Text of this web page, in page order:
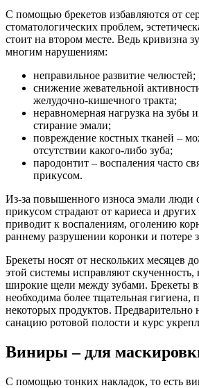
С помощью брекетов избавляются от
стоматологических проблем,
стоит на втором месте. Ведь кривизна
многим нарушениям:
неправильное развитие челюстей;
снижение жевательной
желудочно-кишечного тракта;
неравномерная нагрузка на зубы
стирание эмали;
повреждение костных тканей –
отсутствии какого-либо зуба;
пародонтит – воспаления часто
прикусом.
Из-за повышенного износа эмали люди
прикусом страдают от кариеса и
приводит к воспалениям, оголению
раннему разрушении коронки и потере
Брекеты носят от нескольких месяцев
этой системы исправляют
широкие щели между зубами. Брекеты
необходима более тщательная гигиена,
некоторых продуктов. Предварительно
санацию ротовой полости и курс
Виниры – для
С помощью тонких накладок, то есть